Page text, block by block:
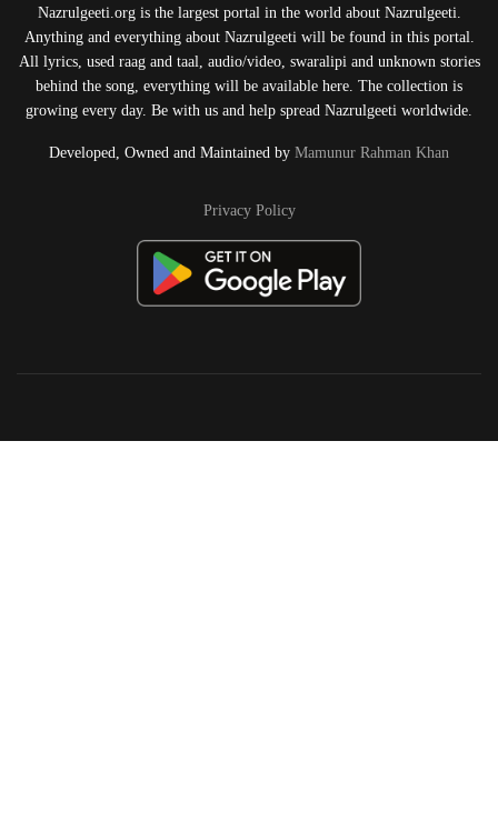
Nazrulgeeti.org is the largest portal in the world about Nazrulgeeti.
Anything and everything about Nazrulgeeti will be found in this portal.
All lyrics, used raag and taal, audio/video, swaralipi and unknown stories
behind the song, everything will be available here. The collection is
growing every day. Be with us and help spread Nazrulgeeti worldwide.
Developed, Owned and Maintained by Mamunur Rahman Khan
Privacy Policy